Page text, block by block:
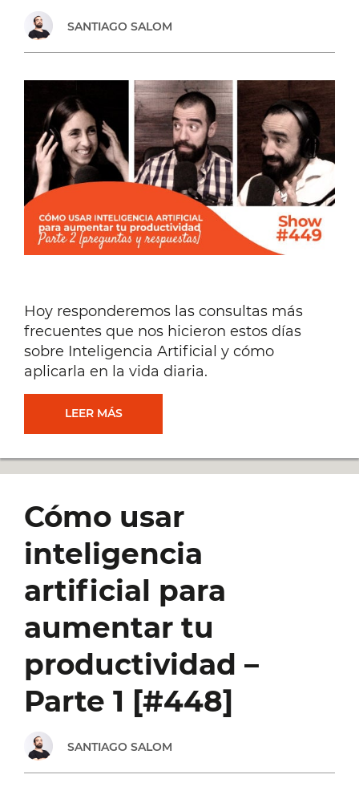
SANTIAGO SALOM
Hoy responderemos las consultas más
frecuentes que nos hicieron estos días
sobre Inteligencia Artificial y cómo
aplicarla en la vida diaria.
LEER MÁSCÓMO
ARTIFICIAL
AUMENTAR
PRODUCTIVIDAD
Cómo usar
inteligencia
artificial para
aumentar tu
productividad –
Parte 1 [#448]
SANTIAGO SALOM